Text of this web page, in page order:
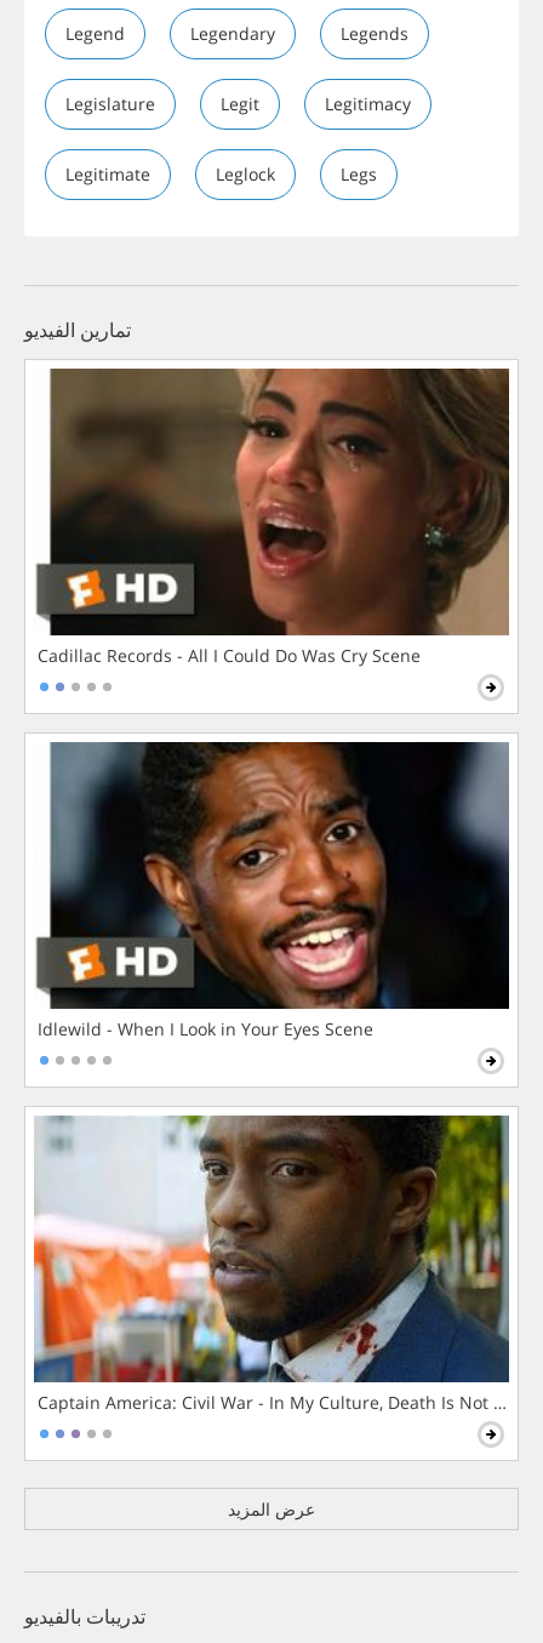
Legend Legendary Legends
Legislature Legit Legitimacy
Legitimate Leglock Legs
تمارين الفيديو
Cadillac Records - All I Could Do Was Cry Scene
Idlewild - When I Look in Your Eyes Scene
Captain America: Civil War - In My Culture, Death Is Not The
عرض المزيد
تدريبات بالفيديو